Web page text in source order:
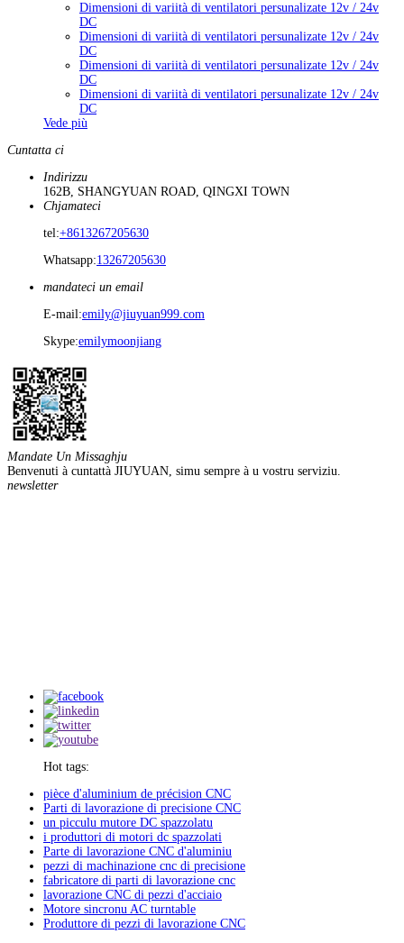
Dimensioni di variità di ventilatori persunalizate 12v / 24v
DC
Dimensioni di variità di ventilatori persunalizate 12v / 24v
DC
Dimensioni di variità di ventilatori persunalizate 12v / 24v
DC
Dimensioni di variità di ventilatori persunalizate 12v / 24v
DC
Vede più
Cuntatta ci
Indirizzu
162B, SHANGYUAN ROAD, QINGXI TOWN
Chjamateci
tel:+8613267205630
Whatsapp:13267205630
mandateci un email
E-mail:emily@jiuyuan999.com
Skype:emilymoonjiang
Mandate Un Missaghju
Benvenuti à cuntattà JIUYUAN, simu sempre à u vostru serviziu.
newsletter
Hot tags:
pièce d'aluminium de précision CNC
Parti di lavorazione di precisione CNC
un picculu mutore DC spazzolatu
i produttori di motori dc spazzolati
Parte di lavorazione CNC d'aluminiu
pezzi di machinazione cnc di precisione
fabricatore di parti di lavorazione cnc
lavorazione CNC di pezzi d'acciaio
Motore sincronu AC turntable
Produttore di pezzi di lavorazione CNC